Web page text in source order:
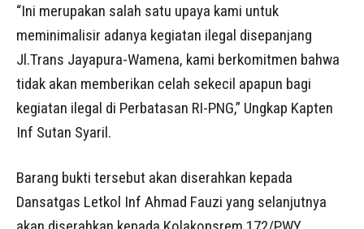
“Ini merupakan salah satu upaya kami untuk
meminimalisir adanya kegiatan ilegal disepanjang
Jl.Trans Jayapura-Wamena, kami berkomitmen bahwa
tidak akan memberikan celah sekecil apapun bagi
kegiatan ilegal di Perbatasan RI-PNG,” Ungkap Kapten
Inf Sutan Syaril.
Barang bukti tersebut akan diserahkan kepada
Dansatgas Letkol Inf Ahmad Fauzi yang selanjutnya